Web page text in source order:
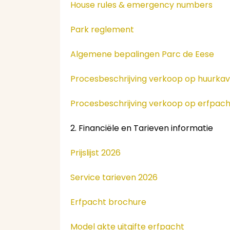
House rules & emergency numbers
Park reglement
Algemene bepalingen Parc de Eese
Procesbeschrijving verkoop op
Procesbeschrijving verkoop op
2. Financiële en Tarieven informatie
Prijslijst 2026
Service tarieven 2026
Erfpacht brochure
Model akte uitgifte erfpacht